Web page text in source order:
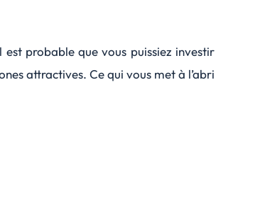
probable que vous puissiez investir
attractives. Ce qui vous met à l’abri